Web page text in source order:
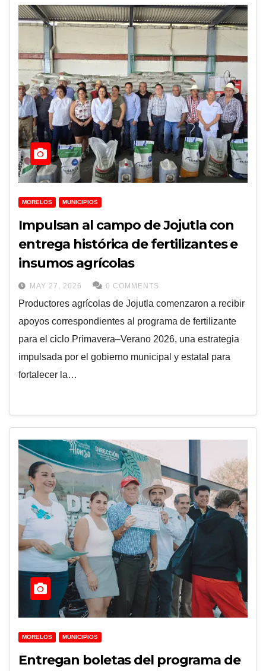
MORELOS MUNICIPIOS
Impulsan al campo de Jojutla con
entrega histórica de fertilizantes e
insumos agrícolas
MAY 27, 2026 0 COMMENTS
Productores agrícolas de Jojutla comenzaron a recibir
apoyos correspondientes al programa de fertilizante
para el ciclo Primavera–Verano 2026, una estrategia
impulsada por el gobierno municipal y estatal para
fortalecer la…
MORELOS MUNICIPIOS
Entregan boletas del programa de